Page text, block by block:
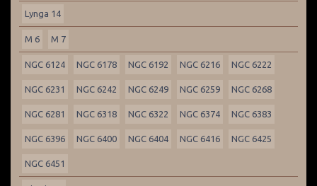
Lynga 14
M 6 M 7
NGC 6124 NGC 6178 NGC 6192 NGC 6216 NGC 6222
NGC 6231 NGC 6242 NGC 6249 NGC 6259 NGC 6268
NGC 6281 NGC 6318 NGC 6322 NGC 6374 NGC 6383
NGC 6396 NGC 6400 NGC 6404 NGC 6416 NGC 6425
NGC 6451